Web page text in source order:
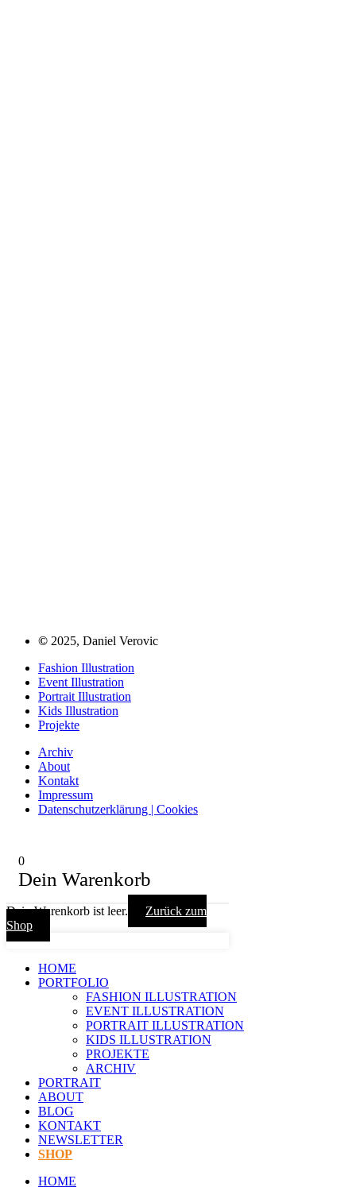
© 2025, Daniel Verovic
Fashion Illustration
Event Illustration
Portrait Illustration
Kids Illustration
Projekte
Archiv
About
Kontakt
Impressum
Datenschutzerklärung | Cookies
0
Dein Warenkorb
Dein Warenkorb ist leer.
Zurück zum
Shop
HOME
PORTFOLIO
FASHION ILLUSTRATION
EVENT ILLUSTRATION
PORTRAIT ILLUSTRATION
KIDS ILLUSTRATION
PROJEKTE
ARCHIV
PORTRAIT
ABOUT
BLOG
KONTAKT
NEWSLETTER
SHOP
HOME